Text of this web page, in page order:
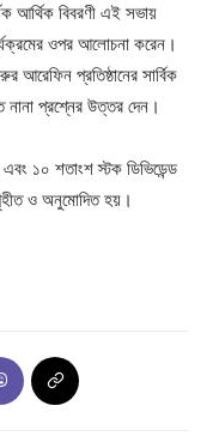
আর্থিক বিবরণী এই সভায়
ওপর আলোচনা করেন।
আরেফিন প্রতিষ্ঠানের সার্বিক
নানা প্রশ্নের উত্তর দেন।
১০ শতাংশ স্টক ডিভিডেন্ড
ও অনুমোদিত হয়।